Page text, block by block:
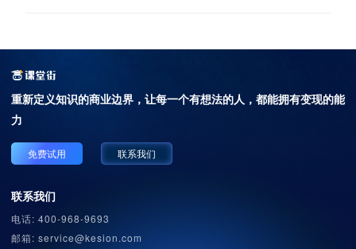
重新定义知识的商业边界， 让每一个有想法的人，都能拥有变现的能
力
免费试用 联系我们
联系我们
电话: 400-968-9693
邮箱: service@kesion.com